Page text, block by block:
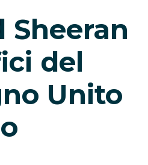
Sheeran
del
Unito